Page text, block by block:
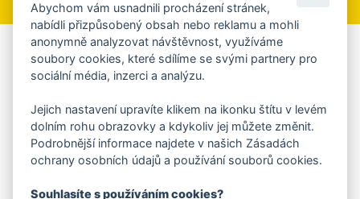
Aplikace Mobilní rozhlas
Chcete dostávat do svého mobilu či mailu upozornění na
ankety, pozvánky na kulturní a sportovní akce?
Více informací o aplikaci
Abychom vám usnadnili procházení stránek,
nabídli přizpůsobený obsah nebo reklamu a mohli
anonymně analyzovat návštěvnost, využíváme
soubory cookies, které sdílíme se svými partnery pro
sociální média, inzerci a analýzu.
Jejich nastavení upravíte klikem na ikonku štítu v levém
dolním rohu obrazovky a kdykoliv jej můžete změnit.
Podrobnější informace najdete v našich Zásadách
ochrany osobních údajů a používání souborů cookies.
Souhlasíte s používáním cookies?